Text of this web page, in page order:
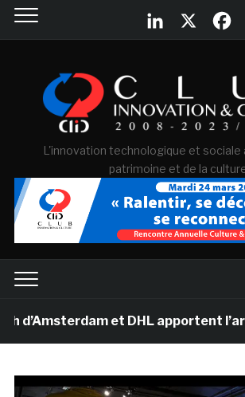
L'innovation technologique et sociale
patrimoine et de la
et DHL apportent l’art